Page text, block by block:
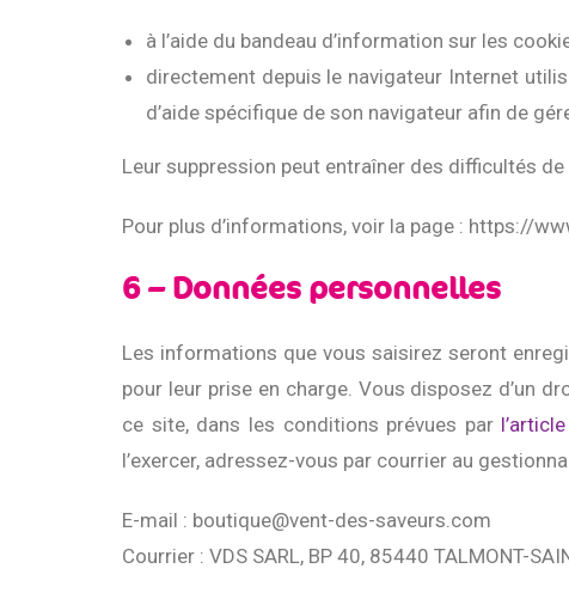
à l’aide du bandeau d’information sur les
directement depuis le navigateur Internet
d’aide spécifique de son navigateur afin de
Leur suppression peut entraîner des difficultés
Pour plus d’informations, voir la page : https://
6 – Données personnelles
Les informations que vous saisirez seront
pour leur prise en charge. Vous disposez d’un
ce site, dans les conditions prévues par
l’exercer, adressez-vous par courrier au
E-mail : boutique@vent-des-saveurs.com
Courrier : VDS SARL, BP 40, 85440 TALMONT-